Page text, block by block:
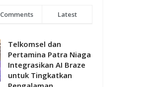
Comments Latest
Telkomsel dan
Pertamina Patra Niaga
Integrasikan AI Braze
untuk Tingkatkan